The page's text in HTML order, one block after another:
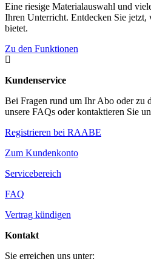
Eine riesige Materialauswahl und
Ihren Unterricht. Entdecken Sie jetzt,
bietet.
Zu den Funktionen

Kundenservice
Bei Fragen rund um Ihr Abo oder zu
unsere FAQs oder kontaktieren Sie
Registrieren bei RAABE
Zum Kundenkonto
Servicebereich
FAQ
Vertrag kündigen
Kontakt
Sie erreichen uns unter: